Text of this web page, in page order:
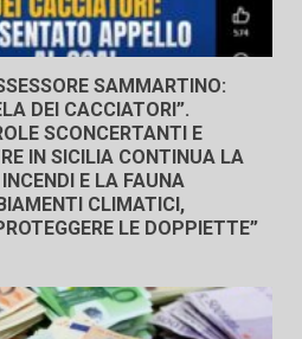
SAMMARTINO:
DEI CACCIATORI”.
SCONCERTANTI E
IN SICILIA CONTINUA LA
E LA FAUNA
CLIMATICI,
LE DOPPIETTE”